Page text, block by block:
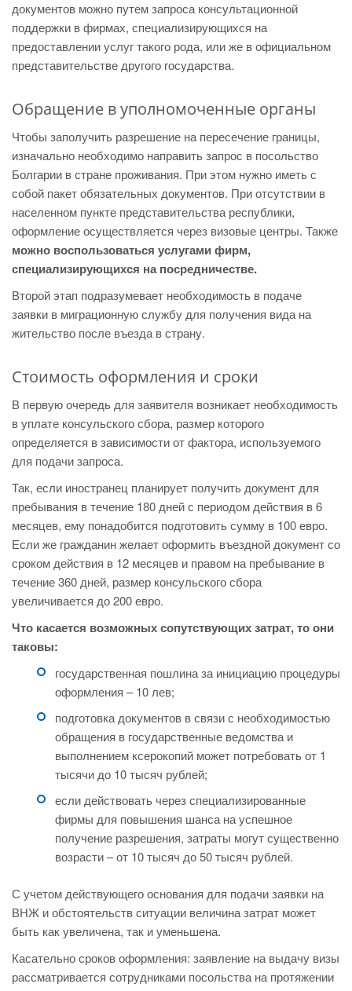
документов можно путем запроса консультационной
поддержки в фирмах, специализирующихся на
предоставлении услуг такого рода, или же в официальном
представительстве другого государства.
Обращение в уполномоченные органы
Чтобы заполучить разрешение на пересечение границы,
изначально необходимо направить запрос в посольство
Болгарии в стране проживания. При этом нужно иметь с
собой пакет обязательных документов. При отсутствии в
населенном пункте представительства республики,
оформление осуществляется через визовые центры. Также
можно воспользоваться услугами фирм,
специализирующихся на посредничестве.
Второй этап подразумевает необходимость в подаче
заявки в миграционную службу для получения вида на
жительство после въезда в страну.
Стоимость оформления и сроки
В первую очередь для заявителя возникает необходимость
в уплате консульского сбора, размер которого
определяется в зависимости от фактора, используемого
для подачи запроса.
Так, если иностранец планирует получить документ для
пребывания в течение 180 дней с периодом действия в 6
месяцев, ему понадобится подготовить сумму в 100 евро.
Если же гражданин желает оформить въездной документ со
сроком действия в 12 месяцев и правом на пребывание в
течение 360 дней, размер консульского сбора
увеличивается до 200 евро.
Что касается возможных сопутствующих затрат, то они
таковы:
государственная пошлина за инициацию процедуры
оформления – 10 лев;
подготовка документов в связи с необходимостью
обращения в государственные ведомства и
выполнением ксерокопий может потребовать от 1
тысячи до 10 тысяч рублей;
если действовать через специализированные
фирмы для повышения шанса на успешное
получение разрешения, затраты могут существенно
возрасти – от 10 тысяч до 50 тысяч рублей.
С учетом действующего основания для подачи заявки на
ВНЖ и обстоятельств ситуации величина затрат может
быть как увеличена, так и уменьшена.
Касательно сроков оформления: заявление на выдачу визы
рассматривается сотрудниками посольства на протяжении